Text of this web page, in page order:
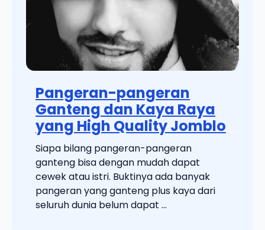
Pangeran-pangeran
Ganteng dan Kaya Raya
yang High Quality Jomblo
Siapa bilang pangeran-pangeran
ganteng bisa dengan mudah dapat
cewek atau istri. Buktinya ada banyak
pangeran yang ganteng plus kaya dari
seluruh dunia belum dapat ...